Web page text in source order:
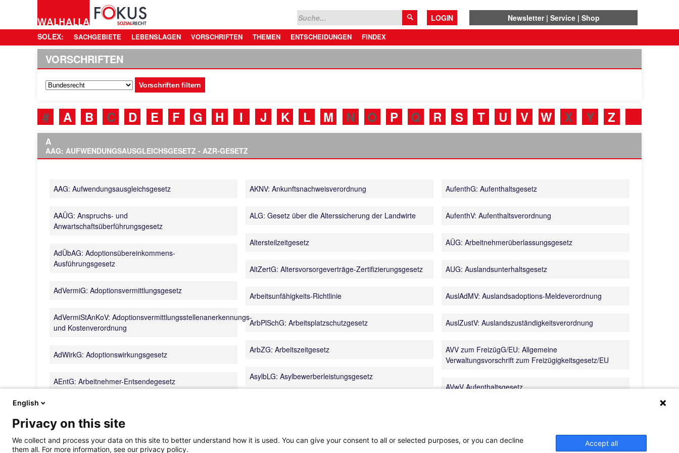
LOGIN Newsletter Service
Shop
SOLEX:
SACHGEBIETE LEBENSLAGEN VORSCHRIFTEN THEMEN ENTSCHEIDUNGEN FINDEX
VORSCHRIFTEN
Vorschriften filtern
# A B C D E F G H I J K L M N O P Q R S T U V W X Y Z
A
AAG: AUFWENDUNGSAUSGLEICHSGESETZ - AZR-GESETZ
AAG: Aufwendungsausgleichsgesetz
AAÜG: Anspruchs- und
Anwartschaftsüberführungsgesetz
AdÜbAG: Adoptionsübereinkommens-
Ausführungsgesetz
AdVermiG: Adoptionsvermittlungsgesetz
AdVermiStAnKoV: Adoptionsvermittlungsstellenanerkennungs-
und Kostenverordnung
AdWirkG: Adoptionswirkungsgesetz
AEntG: Arbeitnehmer-Entsendegesetz
AGG: Allgemeines Gleichbehandlungsgesetz
AKNV: Ankunftsnachweisverordnung
ALG: Gesetz über die Alterssicherung der Landwirte
Altersteilzeitgesetz
AltZertG: Altersvorsorgeverträge-Zertifizierungsgesetz
Arbeitsunfähigkeits-Richtlinie
ArbPlSchG: Arbeitsplatzschutzgesetz
ArbZG: Arbeitszeitgesetz
AsylbLG: Asylbewerberleistungsgesetz
AufenthG: Aufenthaltsgesetz
AufenthV: Aufenthaltsverordnung
AÜG: Arbeitnehmerüberlassungsgesetz
AUG: Auslandsunterhaltsgesetz
AuslAdMV: Auslandsadoptions-Meldeverordnung
AuslZustV: Auslandszuständigkeitsverordnung
AVV zum FreizügG/EU: Allgemeine
Verwaltungsvorschrift zum Freizügigkeitsgesetz/EU
AVwV Aufenthaltsgesetz
English
Privacy on this site
We collect and process your data on this site to better understand how it is used. You can give your consent to all or selected purposes, or you can decline
them all. For more information, see our privacy policy.
Accept all